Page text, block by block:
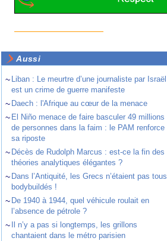
Aussi
~ Liban : Le meurtre d’une journaliste par Israël
est un crime de guerre manifeste
~ Daech : l'Afrique au cœur de la menace
~ El Niño menace de faire basculer 49 millions
de personnes dans la faim : le PAM renforce
sa riposte
~ Décès de Rudolph Marcus : est-ce la fin des
théories analytiques élégantes ?
~ Dans l’Antiquité, les Grecs n’étaient pas tous
bodybuildés !
~ De 1940 à 1944, quel véhicule roulait en
l’absence de pétrole ?
~
Il n’y a pas si longtemps, les grillons
chantaient dans le métro parisien